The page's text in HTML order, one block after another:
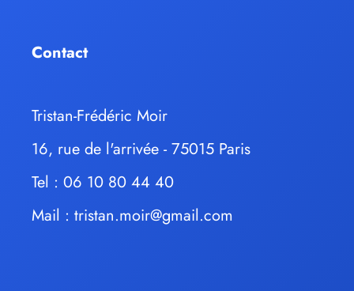
Contact
Tristan-Frédéric Moir
16, rue de l'arrivée - 75015 Paris
Tel : 06 10 80 44 40
Mail : tristan.moir@gmail.com